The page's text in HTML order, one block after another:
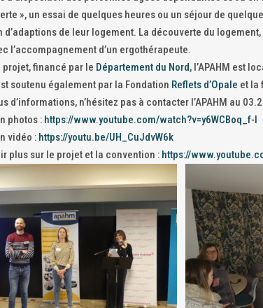
», un essai de quelques heures ou un séjour de
d’adaptions de leur logement. La découverte du
l’accompagnement d’un ergothérapeute.
projet, financé par le Département du Nord, l’APAHM est
soutenu également par la Fondation Reflets d’Opale et la
d’informations, n’hésitez pas à contacter l’APAHM au
photos : https://www.youtube.com/watch?v=y6WCBoq_f-I
vidéo : https://youtu.be/UH_CuJdvW6k
plus sur le projet et la convention : https://